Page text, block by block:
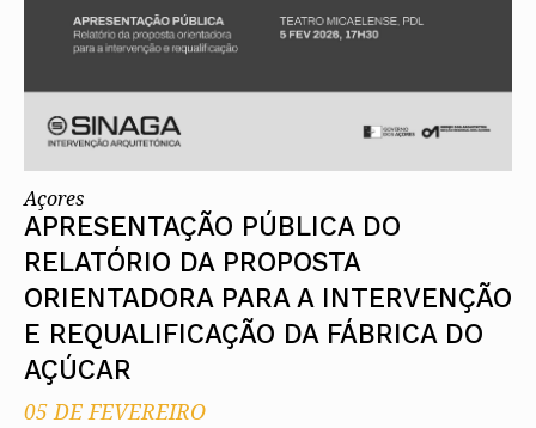
Açores
APRESENTAÇÃO PÚBLICA DO
RELATÓRIO DA PROPOSTA
ORIENTADORA PARA A INTERVENÇÃO
E REQUALIFICAÇÃO DA FÁBRICA DO
AÇÚCAR
05 DE FEVEREIRO